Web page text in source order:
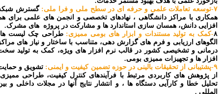
گسترش شبکه
با مراکز دانشگاهی ، نهادهای تخصصی و انجمن های علمی برای هم
دانش، همسان سازی استاندارد ها و مشارکت در پروژه های مشرک.
-کمک به تولید مستندات و ابزار های بومی ممیزی:طراحی چک لیست ها،
ارزیابی و فرم های گزارش دهی، متناسب با ساختار و نیاز های مراکز
و تشخیصی کشور در قالب نرم افزار های ویژه، کمک به تولید سخت
ها و تجهیزات ممیزی بومی.
تشویق و حمایت
پژوهش های کاربردی مرتبط با فرآیندهای کنترل کیفیت، طراحی ممیزی،
خطا و کارآیی دستگاه ها ، و انتشار نتایج آنها در مجلات داخلی و بین
.